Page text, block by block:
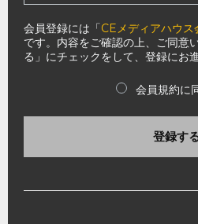
会員登録には「CEメディアハウス
です。内容をご確認の上、ご同意
る」にチェックをして、登録にお
会員規約に
登録す